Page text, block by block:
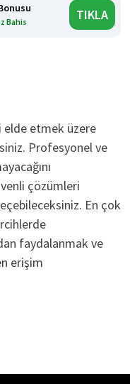
Bahis TIKLA
elde etmek üzere
Profesyonel ve
çözümleri
En çok
faydalanmak ve
erişim